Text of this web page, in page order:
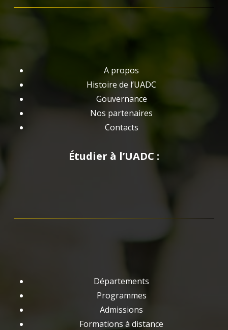
A propos
Histoire de l’UADC
Gouvernance
Nos partenaires
Contacts
Étudier à l’UADC :
Départements
Programmes
Admissions
Formations à distance